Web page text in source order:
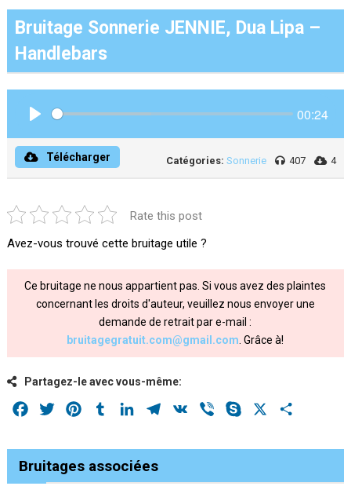
Bruitage Sonnerie JENNIE, Dua Lipa –
Handlebars
00:24
Télécharger Catégories: Sonnerie 407 4
Rate this post
Avez-vous trouvé cette bruitage utile ?
Ce bruitage ne nous appartient pas. Si vous avez des plaintes
concernant les droits d'auteur, veuillez nous envoyer une
demande de retrait par e-mail :
bruitagegratuit.com@gmail.com . Grâce à!
Partagez-le avec vous-même:
Facebook
Twitter PinterestTumblrLinkedInTelegram
VK Viber Skype
Bruitages associées